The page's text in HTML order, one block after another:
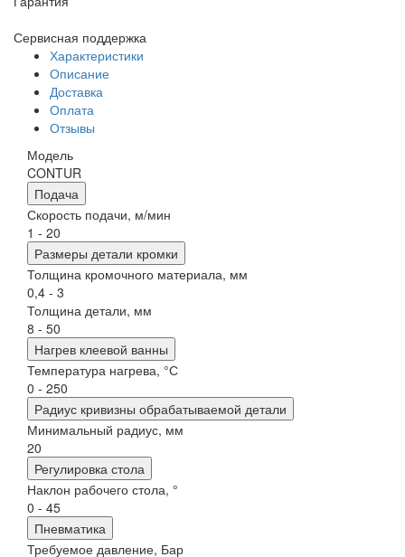
Сервисная поддержка
Характеристики
Описание
Доставка
Оплата
Отзывы
Модель
CONTUR
Подача
Скорость подачи, м/мин
1 - 20
Размеры детали кромки
Толщина кромочного материала, мм
0,4 - 3
Толщина детали, мм
8 - 50
Нагрев клеевой ванны
Температура нагрева, °С
0 - 250
Радиус кривизны обрабатываемой детали
Минимальный радиус, мм
20
Регулировка стола
Наклон рабочего стола, °
0 - 45
Пневматика
Требуемое давление, Бар